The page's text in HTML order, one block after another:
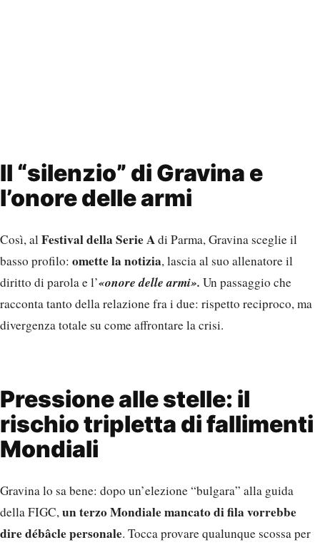
Il “silenzio” di Gravina e
l’onore delle armi
Così, alFestival della Serie Adi Parma, Gravina sceglie il
basso profilo: omette la notizia, lascia al suo allenatore il
diritto di parola e l’«onore delle armi». Un passaggio che
racconta tanto della relazione fra i due: rispetto reciproco, ma
divergenza totale su come affrontare la crisi.
Pressione alle stelle: il
rischio tripletta di fallimenti
Mondiali
Gravina lo sa bene: dopo un’elezione “bulgara” alla guida
della FIGC,un terzo Mondiale mancato di fila vorrebbe
dire débâcle personale. Tocca provare qualunque scossa per